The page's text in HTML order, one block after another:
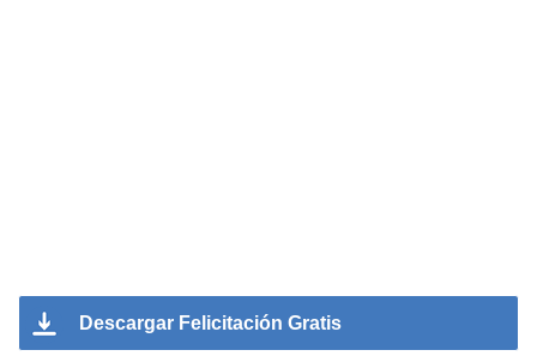
Descargar Felicitación Gratis